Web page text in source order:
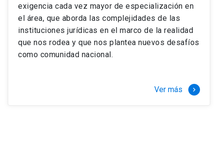
exigencia cada vez mayor de especialización en
el área, que aborda las complejidades de las
instituciones jurídicas en el marco de la realidad
que nos rodea y que nos plantea nuevos desafíos
como comunidad nacional.
Ver más keyboard_arrow_right